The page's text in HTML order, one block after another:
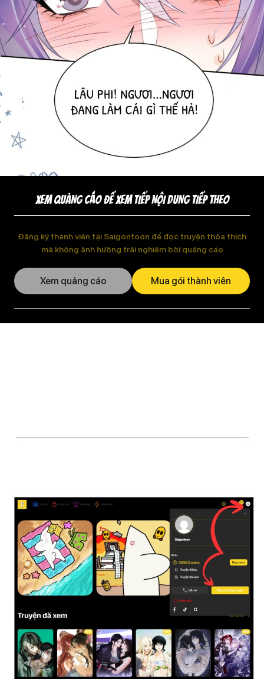
XEM QUẢNG CÁO ĐỂ XEM TIẾP NỘI DUNG TIẾP THEO
Đăng ký thành viên tại Saigontoon để đọc truyện thỏa thích
mà không ảnh hưởng trải nghiệm bởi quảng cáo
Xem quảng cáo Mua gói thành viên